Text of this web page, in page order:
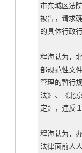
市东城区法
被告，请求
的具体行政
程海认为，
部规范性文
管理的暂行
法》、《北
定》，违反
程海认为，
法律面前人